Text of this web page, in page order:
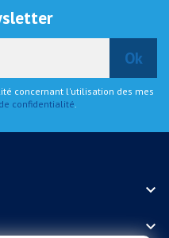
concernant l'utilisation des mes
confidentialité

